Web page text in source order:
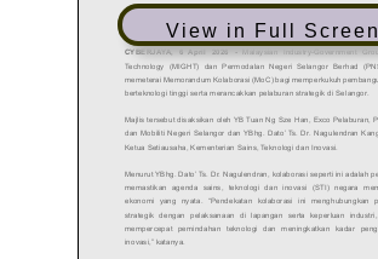
View in Full Screen